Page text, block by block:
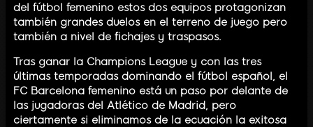
del fútbol femenino estos dos equipos protagonizan
también grandes duelos en el terreno de juego pero
también a nivel de fichajes y traspasos.
Tras ganar la Champions League y con las tres
últimas temporadas dominando el fútbol español, el
FC Barcelona femenino está un paso por delante de
las jugadoras del Atlético de Madrid, pero
ciertamente si eliminamos de la ecuación la exitosa